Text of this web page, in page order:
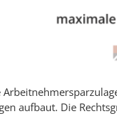
aufbaut. Die